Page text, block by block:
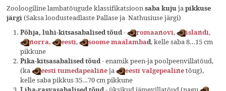
Zooloogiline lambatõugude klassifikatsioonsaba kujujapikkuse
järgi(Saksa loodusteadlaste Pallase ja Nathusiuse järgi)
Põhja, lühi-kitsasabalised tõud - romaanovi, islandi,
norra, eesti, soome maalambad, kelle saba 8…15 cm
pikkune
Pika-kitsasabalised tõud - enamik peen-ja poolpeenvillatõud,
(ka
eesti tumedapealine ja eesti valgepealinetõug),
kelle saba pikkus 35…70 cm pikkune